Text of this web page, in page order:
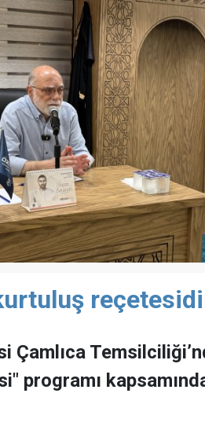
Çamlıca
programı